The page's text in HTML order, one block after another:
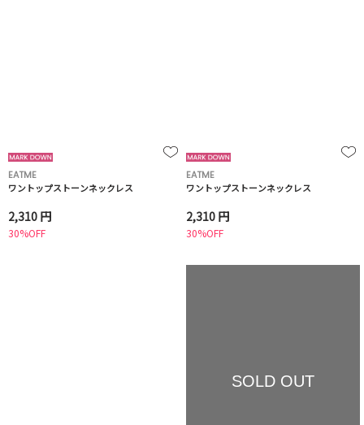
EATME
ワントップストーンネックレス
2,310 円
30%OFF
EATME
ワントップストーンネックレス
2,310 円
30%OFF
SOLD OUT